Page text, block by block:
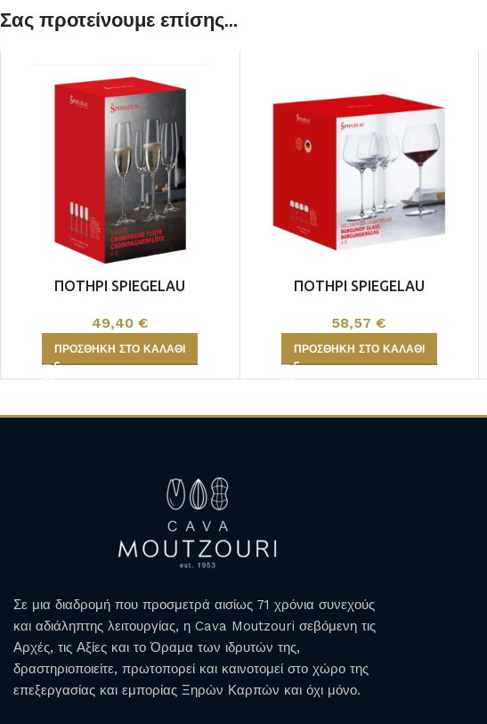
ΛΕΥΚΟΣ ΕΡΥΘΡΟΣ
Σας προτείνουμε επίσης...
ΠΟΤΗΡΙ SPIEGELAU
49,40 €
ΠΡΟΣΘΉΚΗ ΣΤΟ ΚΑΛΆΘΙ
ΠΟΤΗΡΙ SPIEGELAU
58,57€
ΠΡΟΣΘΉΚΗ ΣΤΟ ΚΑΛΆΘΙ
Σε μια διαδρομή που προσμετρά αισίως 71 χρόνια συνεχούς
και αδιάληπτης λειτουργίας, η Cava Moutzouri σεβόμενη τις
Αρχές, τις Αξίες και το Όραμα των ιδρυτών της,
δραστηριοποιείτε, πρωτοπορεί και καινοτομεί στο χώρο της
επεξεργασίας και εμπορίας Ξηρών Καρπών και όχι μόνο.